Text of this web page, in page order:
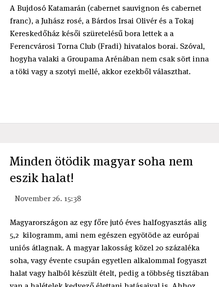
A Bujdosó Katamarán (cabernet sauvignon és cabernet
franc), a Juhász rosé, a Bárdos Irsai Olivér és a Tokaj
Kereskedőház késői szüretelésű bora lettek a a
Ferencvárosi Torna Club (Fradi) hivatalos borai. Szóval,
hogyha valaki a Groupama Arénában nem csak sört inna
a töki vagy a szotyi mellé, akkor ezekből választhat.
Minden ötödik magyar soha nem
eszik halat!
November 26. 15:38
Magyarországon az egy főre jutó éves halfogyasztás alig
5,2 kilogramm, ami nem egészen egyötöde az európai
uniós átlagnak. A magyar lakosság közel 20 százaléka
soha, vagy évente csupán egyetlen alkalommal fogyaszt
halat vagy halból készült ételt, pedig a többség tisztában